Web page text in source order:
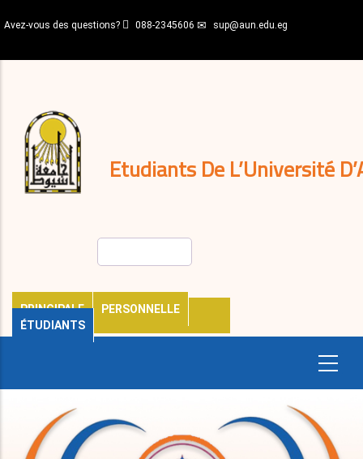
au
principal
Avez-vous des questions? 088-2345606 sup@aun.edu.eg
Etudiants De L’Université
PRINCIPALE
PERSONNELLE
ÉTUDIANTS
décisions
Expatriés
Journal